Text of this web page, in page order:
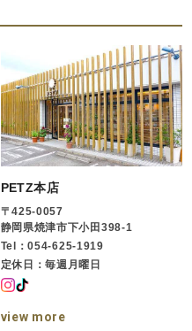
PETZ本店
〒425-0057
静岡県焼津市下小田398-1
Tel：054-625-1919
定休日：毎週月曜日
view more